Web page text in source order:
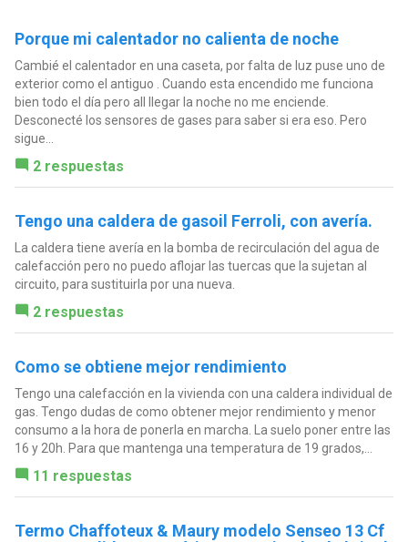
Porque mi calentador no calienta de noche
Cambié el calentador en una caseta, por falta de luz puse uno de
exterior como el antiguo . Cuando esta encendido me funciona
bien todo el día pero all llegar la noche no me enciende.
Desconecté los sensores de gases para saber si era eso. Pero
sigue...
2 respuestas
Tengo una caldera de gasoil Ferroli, con avería.
La caldera tiene avería en la bomba de recirculación del agua de
calefacción pero no puedo aflojar las tuercas que la sujetan al
circuito, para sustituirla por una nueva.
2 respuestas
Como se obtiene mejor rendimiento
Tengo una calefacción en la vivienda con una caldera individual de
gas. Tengo dudas de como obtener mejor rendimiento y menor
consumo a la hora de ponerla en marcha. La suelo poner entre las
16 y 20h. Para que mantenga una temperatura de 19 grados,...
11 respuestas
Termo Chaffoteux & Maury modelo Senseo 13 Cf